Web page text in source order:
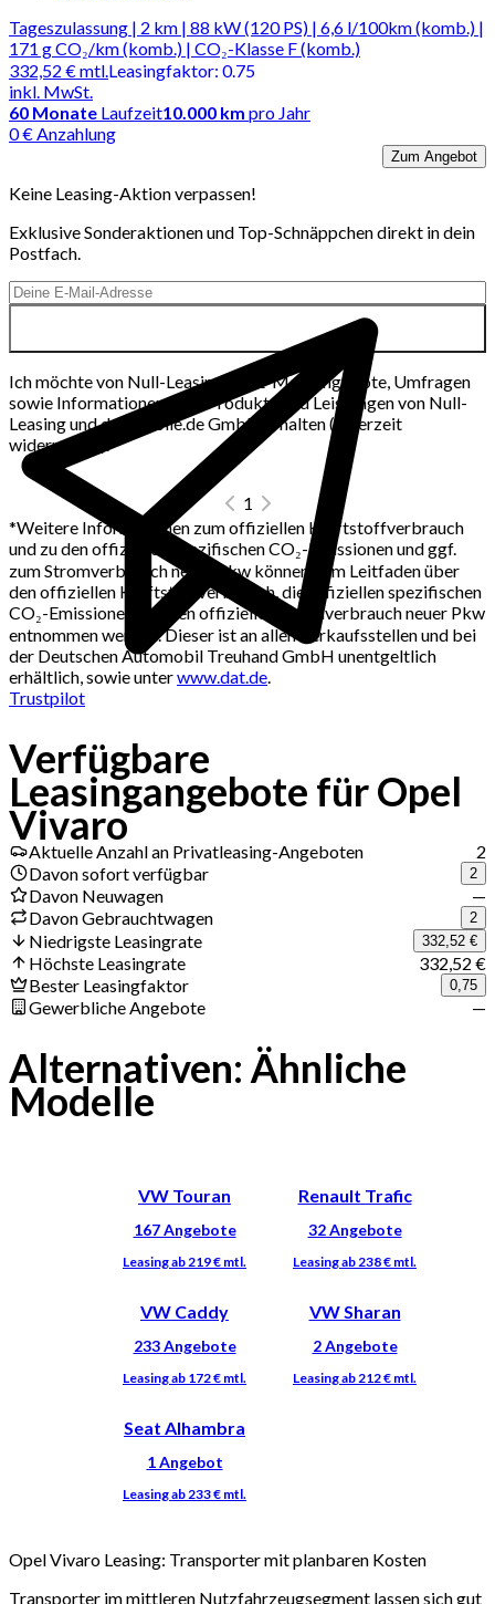
Tageszulassung | 2 km | 88 kW (120 PS) | 6,6 l/100km (komb.) |
171 g CO₂/km (komb.) | CO₂-Klasse F (komb.)
332,52 €mtl.
inkl. MwSt.
Leasingfaktor: 0.75
60 Monate Laufzeit10.000 km pro Jahr
0 € Anzahlung
Zum Angebot
Keine Leasing-Aktion verpassen!
Exklusive Sonderaktionen und Top-Schnäppchen direkt in dein
Postfach.
Jetzt Deals erhalten
Ich möchte von Null-Leasing per E-Mail Angebote, Umfragen
sowie Informationen über Produkte und Leistungen von Null-
Leasing und der mobile.de GmbH erhalten (jederzeit
widerrufbar).
1
*Weitere Informationen zum offiziellen Kraftstoffverbrauch
und zu den offiziellen spezifischen CO₂-Emissionen und ggf.
zum Stromverbrauch neuer Pkw können dem Leitfaden über
den offiziellen Kraftstoffverbrauch, die offiziellen spezifischen
CO₂-Emissionen und den offiziellen Stromverbrauch neuer Pkw
entnommen werden. Dieser ist an allen Verkaufsstellen und bei
der Deutschen Automobil Treuhand GmbH unentgeltlich
erhältlich, sowie unterwww.dat.de
Trustpilot
Verfügbare
Leasingangebote für Opel
Vivaro
Aktuelle Anzahl an Privatleasing-Angeboten
2
Davon sofort verfügbar
2
Davon Neuwagen
—
Davon Gebrauchtwagen
2
Niedrigste Leasingrate 332,52 €
Höchste Leasingrate
332,52 €
Bester Leasingfaktor
0,75
Gewerbliche Angebote —
Alternativen: Ähnliche
Modelle
VW Touran Renault Trafic
VW Caddy VW Sharan
Seat Alhambra
Opel Vivaro Leasing: Transporter mit planbaren Kosten
Transporter im mittleren Nutzfahrzeugsegment lassen sich gut